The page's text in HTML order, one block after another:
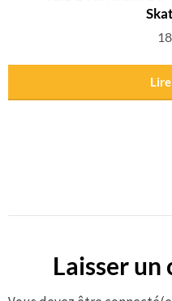
Laisser